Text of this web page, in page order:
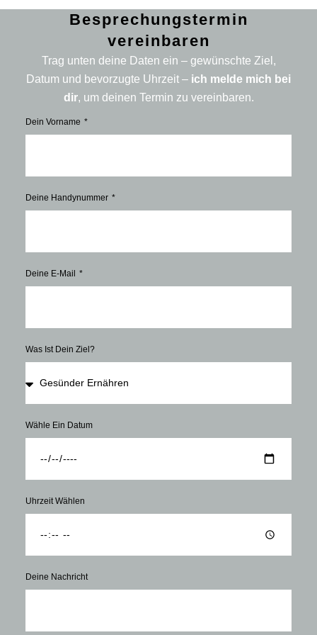
Besprechungstermin
vereinbaren
Trag unten deine Daten ein – gewünschte Ziel,
Datum und bevorzugte Uhrzeit – ich melde mich bei
dir, um deinen Termin zu vereinbaren.
Dein Vorname
Deine Handynummer
Deine E-Mail
Was Ist Dein Ziel?
Wähle Ein Datum
Uhrzeit Wählen
Deine Nachricht